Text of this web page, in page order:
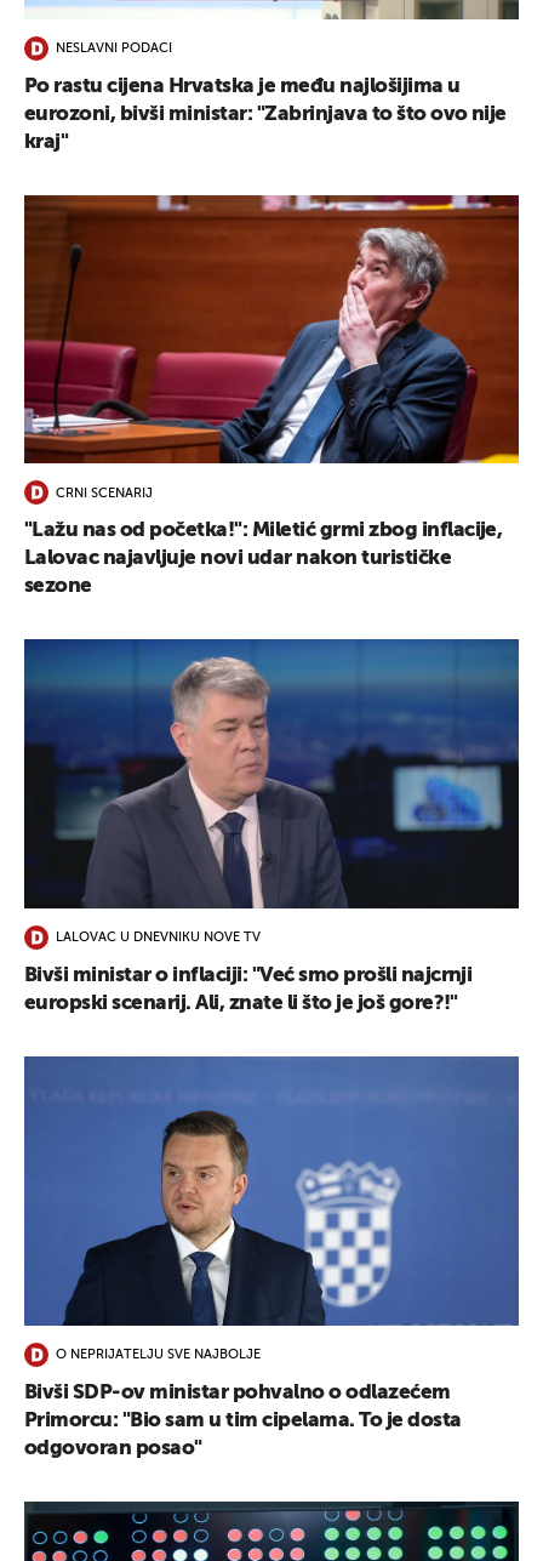
NESLAVNI PODACI
Po rastu cijena Hrvatska je među najlošijima u
eurozoni, bivši ministar: "Zabrinjava to što ovo nije
kraj"
CRNI SCENARIJ
"Lažu nas od početka!": Miletić grmi zbog inflacije,
Lalovac najavljuje novi udar nakon turističke
sezone
LALOVAC U DNEVNIKU NOVE TV
Bivši ministar o inflaciji: "Već smo prošli najcrnji
europski scenarij. Ali, znate li što je još gore?!"
O NEPRIJATELJU SVE NAJBOLJE
Bivši SDP-ov ministar pohvalno o odlazećem
Primorcu: "Bio sam u tim cipelama. To je dosta
odgovoran posao"